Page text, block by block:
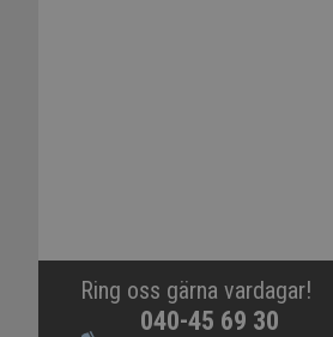
Ring oss gärna vardagar!
040-45 69 30